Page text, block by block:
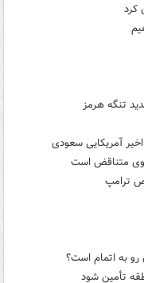
کرد
تنگه هرمز
آمریکایی سعودی
وی متناقض است
ترامپ
به اتمام است؟
تأمین شود